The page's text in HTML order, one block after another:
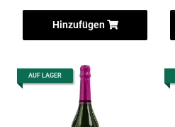
Hinzufügen
AUF LAGER